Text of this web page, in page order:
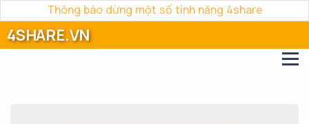
Thông báo dừng một số tính năng 4share
4SHARE.VN